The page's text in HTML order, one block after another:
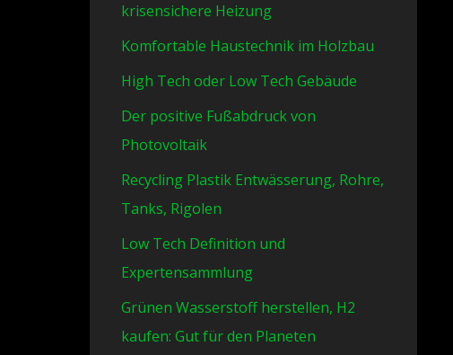
krisensichere Heizung
Komfortable Haustechnik im Holzbau
High Tech oder Low Tech Gebäude
Der positive Fußabdruck von
Photovoltaik
Recycling Plastik Entwässerung, Rohre,
Tanks, Rigolen
Low Tech Definition und
Expertensammlung
Grünen Wasserstoff herstellen, H2
kaufen: Gut für den Planeten